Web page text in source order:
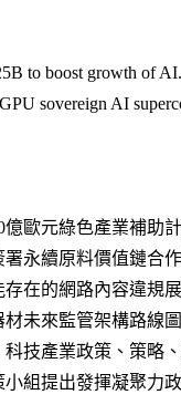
to boost growth of
sovereign AI
億歐元綠色產業補助
署永續原料價值鏈合
存在的網路內容違規
材未來監管架構路線
技產業政策、策略
小組提出發揮凝聚力